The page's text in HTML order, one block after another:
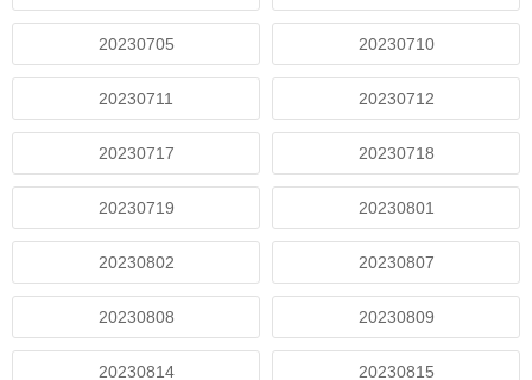
20230705 20230710
20230711 20230712
20230717 20230718
20230719 20230801
20230802 20230807
20230808 20230809
20230814 20230815